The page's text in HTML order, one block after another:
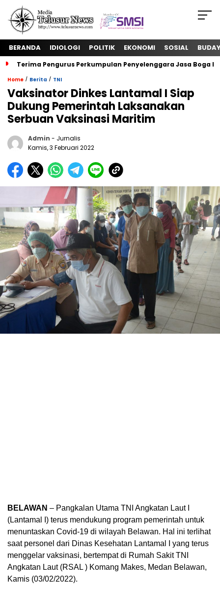
BERANDA IDIOLOGI POLITIK EKONOMI SOSIAL
Terima Pengurus Perkumpulan Penyelenggara Jasa Boga
Home / Berita / TNI
Vaksinator Dinkes Lantamal I Siap
Dukung Pemerintah Laksanakan
Serbuan Vaksinasi Maritim
Admin - Jurnalis
Kamis, 3 Februari 2022
BELAWAN – Pangkalan Utama TNI Angkatan Laut I
(Lantamal I) terus mendukung program pemerintah untuk
menuntaskan Covid-19 di wilayah Belawan. Hal ini terlihat
saat personel dari Dinas Kesehatan Lantamal I yang terus
menggelar vaksinasi, bertempat di Rumah Sakit TNI
Angkatan Laut (RSAL ) Komang Makes, Medan Belawan,
Kamis (03/02/2022).